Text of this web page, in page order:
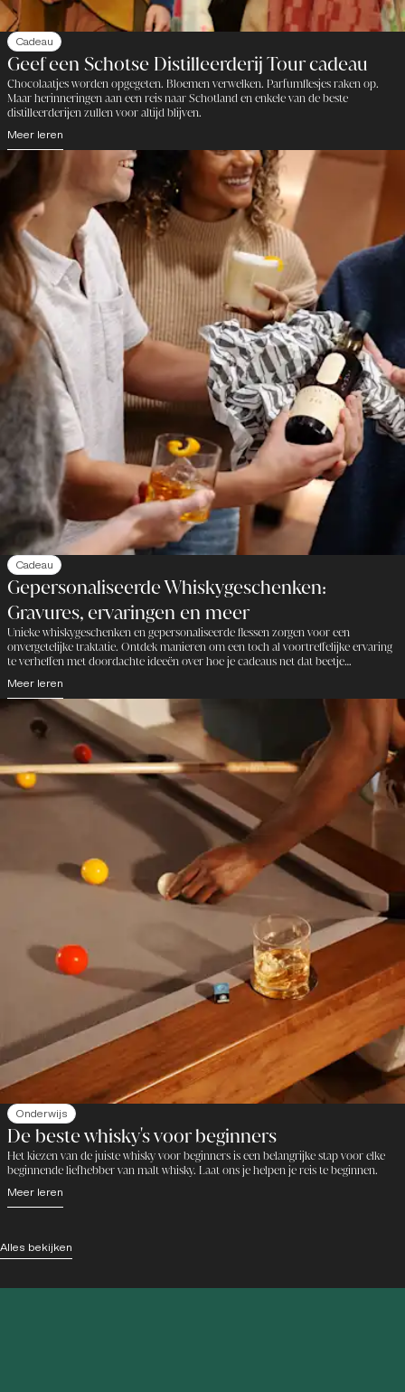
Cadeau
Geef een Schotse Distilleerderij Tour cadeau
Chocolaatjes worden opgegeten. Bloemen verwelken. Parfumflesjes raken op.
Maar herinneringen aan een reis naar Schotland en enkele van de beste
distilleerderijen zullen voor altijd blijven.
Meer leren
Cadeau
Gepersonaliseerde Whiskygeschenken:
Gravures, ervaringen en meer
Unieke whiskygeschenken en gepersonaliseerde flessen zorgen voor een
onvergetelijke traktatie. Ontdek manieren om een toch al voortreffelijke ervaring
te verheffen met doordachte ideeën over hoe je cadeaus net dat beetje
Meer leren
Onderwijs
De beste whisky's voor beginners
Het kiezen van de juiste whisky voor beginners is een belangrijke stap voor elke
beginnende liefhebber van malt whisky. Laat ons je helpen je reis te beginnen.
Meer leren
Alles bekijken